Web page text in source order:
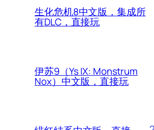
生化危机8中文版，集成所
有DLC，直接玩
伊苏9（Ys IX: Monstrum
Nox）中文版，直接玩